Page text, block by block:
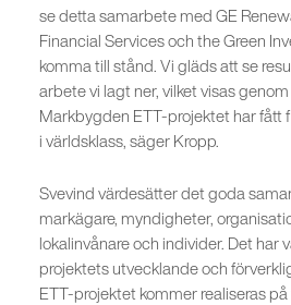
se detta samarbete med GE
Financial Services och the Green
komma till stånd. Vi gläds att se
arbete vi lagt ner, vilket visas
Markbygden ETT-projektet har fått
i världsklass, säger Kropp.
Svevind värdesätter det goda
markägare, myndigheter,
lokalinvånare och individer. Det har
projektets utvecklande och
ETT-projektet kommer realiseras